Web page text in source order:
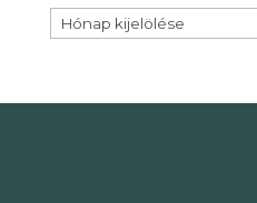
Archívum